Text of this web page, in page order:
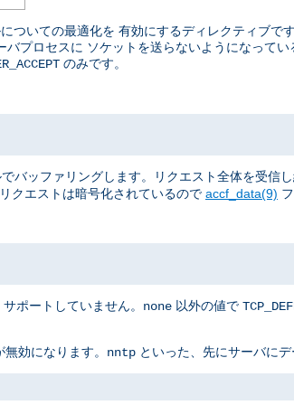
ついての最適化を 有効にするディレクティブで
プロセスに ソケットを送らないようになって
のみです。
バッファリングします。リクエスト全体を受信
クエストは暗号化されているので accf_data(9)
ポートしていません。 none 以外の値で
効になります。 nntp といった、先にサーバに